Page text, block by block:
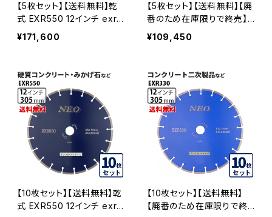
【5枚セット】【送料無料】乾
式 EXR550 12インチ exr5
50-12 硬質コンクリート・み
かげ石など EXR550-12-0
¥171,600
【5枚セット】【送料無料】【廃
番のため在庫限りで終売】
乾式 EXR330 12インチ ex
r330-12 コンクリート二次
¥109,450
【10枚セット】【送料無料】乾
式 EXR550 12インチ exr5
【10枚セット】【送料無料】
【廃番のため在庫限りで終